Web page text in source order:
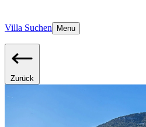
Villa Suchen Menu
Zurück